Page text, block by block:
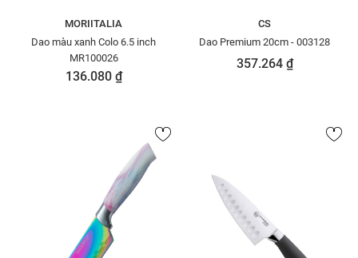
MORIITALIA
Dao màu xanh Colo 6.5 inch
MR100026
136.080 ₫
CS
Dao Premium 20cm - 003128
357.264 ₫